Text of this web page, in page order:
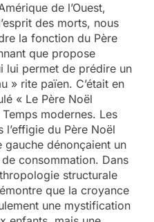
de l’Ouest,
des morts, nous
la fonction du Père
que propose
lui permet de prédire un
» rite païen. C’était en
« Le Père Noël
modernes. Les
du Père Noël
dénonçaient un
consommation. Dans
structurale
que la croyance
une mystification